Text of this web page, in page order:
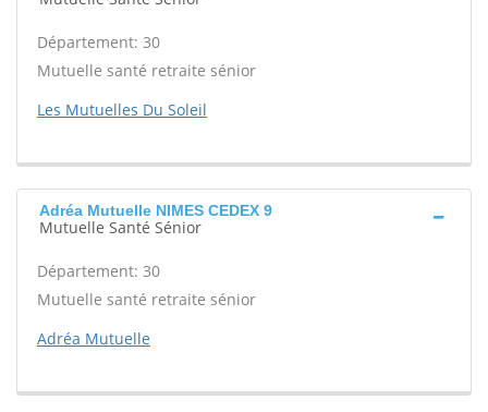
Département: 30
Mutuelle santé retraite sénior
Les Mutuelles Du Soleil
Adréa Mutuelle NIMES CEDEX 9
Mutuelle Santé Sénior
Département: 30
Mutuelle santé retraite sénior
Adréa Mutuelle